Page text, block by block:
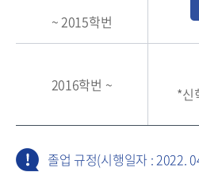
~ 2015학번
2016학번 ~
*신
졸업 규정(시행일자 : 2022.